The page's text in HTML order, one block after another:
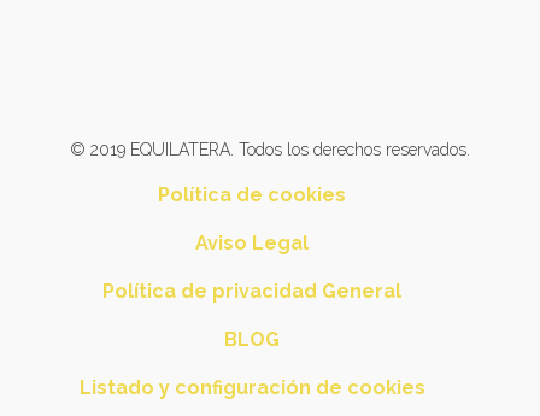
© 2019 EQUILATERA. Todos los derechos reservados.
Política de cookies
Aviso Legal
Política de privacidad General
BLOG
Listado y configuración de cookies